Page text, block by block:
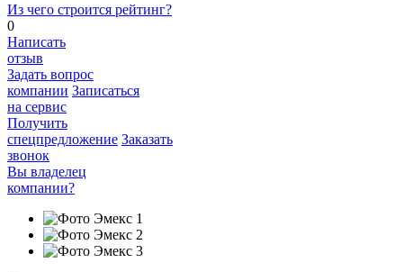
Из чего строится рейтинг?
0
Написать
отзыв
Задать вопрос
компании Записаться
на сервис
Получить
спецпредложение Заказать
звонок
Вы владелец
компании?